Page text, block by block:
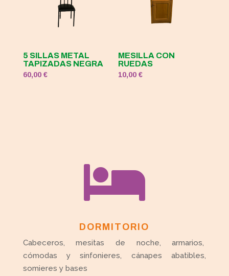
5 SILLAS METAL
TAPIZADAS NEGRA
60,00 €
MESILLA CON
RUEDAS
10,00€

DORMITORIO
Cabeceros, mesitas de noche, armarios,
cómodas y sinfonieres, cánapes abatibles,
somieres y bases